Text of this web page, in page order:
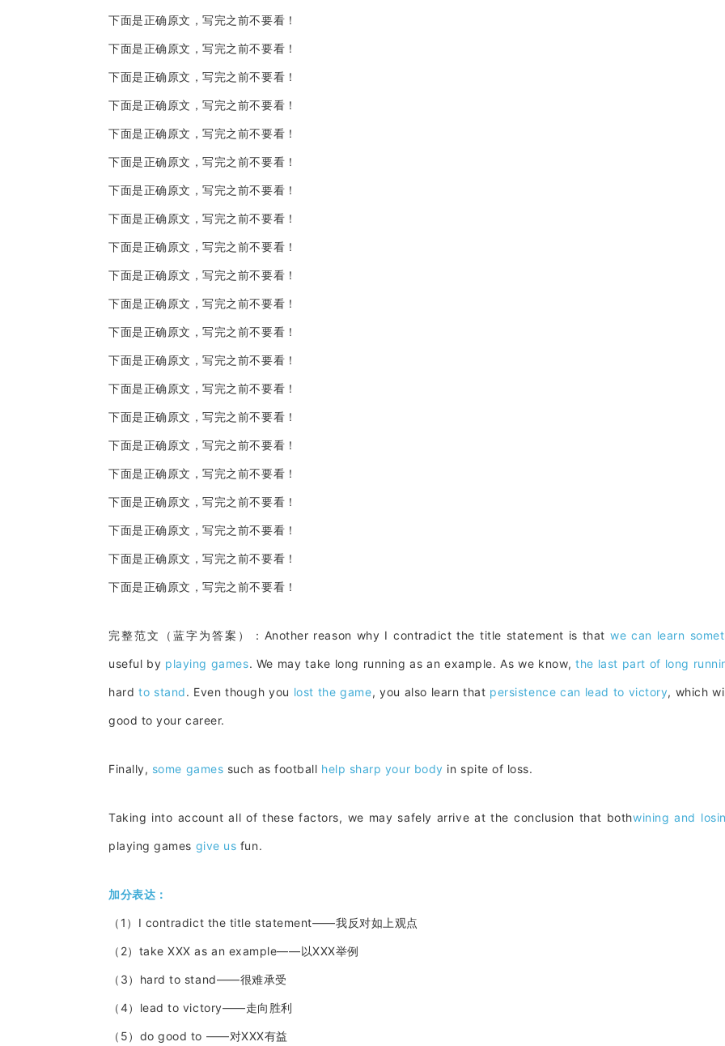
下面是正确原文，写完之前不要看！
下面是正确原文，写完之前不要看！
下面是正确原文，写完之前不要看！
下面是正确原文，写完之前不要看！
下面是正确原文，写完之前不要看！
下面是正确原文，写完之前不要看！
下面是正确原文，写完之前不要看！
下面是正确原文，写完之前不要看！
下面是正确原文，写完之前不要看！
下面是正确原文，写完之前不要看！
下面是正确原文，写完之前不要看！
下面是正确原文，写完之前不要看！
下面是正确原文，写完之前不要看！
下面是正确原文，写完之前不要看！
下面是正确原文，写完之前不要看！
下面是正确原文，写完之前不要看！
下面是正确原文，写完之前不要看！
下面是正确原文，写完之前不要看！
下面是正确原文，写完之前不要看！
下面是正确原文，写完之前不要看！
下面是正确原文，写完之前不要看！
完整范文（蓝字为答案）：Another reason why I contradict the title statement is thatwe can learn
useful by playing games. We may take long running as an example. As we know,the last part of long
hardto stand. Even though you lost the game, you also learn that persistence can lead to victory, which
good to your career.
Finally, some games such as football help sharp your body in spite of loss.
Taking into account all of these factors, we may safely arrive at the conclusion that bothwining and
playing games give us fun.
加分表达：
（1）I contradict the title statement——我反对如上观点
（2）take XXX as an example——以XXX举例
（3）hard to stand——很难承受
（4）lead to victory——走向胜利
（5）do good to ——对XXX有益